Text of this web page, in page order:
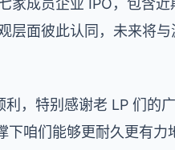
家成员企业 IPO，包含近
层面彼此认同，未来将
，特别感谢老 LP 们的广
下咱们能够更耐久更有力